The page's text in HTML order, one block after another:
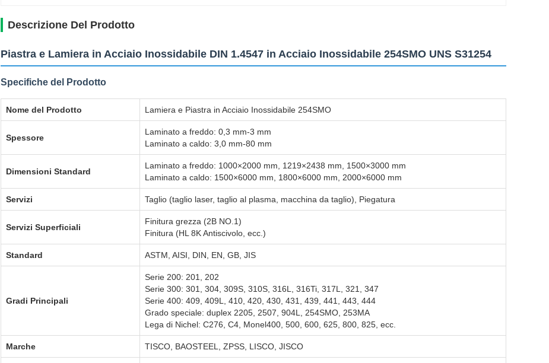
Descrizione Del Prodotto
Piastra e Lamiera in Acciaio Inossidabile DIN 1.4547 in Acciaio Inossidabile 254SMO UNS S31254
Specifiche del Prodotto
Nome del Prodotto Lamiera e Piastra in Acciaio Inossidabile 254SMO
Spessore
Laminato a freddo: 0,3 mm-3 mm
Laminato a caldo: 3,0 mm-80 mm
Dimensioni Standard
Laminato a freddo: 1000×2000 mm, 1219×2438 mm, 1500×3000 mm
Laminato a caldo: 1500×6000 mm, 1800×6000 mm, 2000×6000 mm
Servizi Taglio (taglio laser, taglio al plasma, macchina da taglio), Piegatura
Servizi Superficiali
Finitura grezza (2B NO.1)
Finitura (HL 8K Antiscivolo, ecc.)
Standard ASTM, AISI, DIN, EN, GB, JIS
Gradi Principali
Serie 200: 201, 202
Serie 300: 301, 304, 309S, 310S, 316L, 316Ti, 317L, 321, 347
Serie 400: 409, 409L, 410, 420, 430, 431, 439, 441, 443, 444
Grado speciale: duplex 2205, 2507, 904L, 254SMO, 253MA
Lega di Nichel: C276, C4, Monel400, 500, 600, 625, 800, 825, ecc.
Marche TISCO, BAOSTEEL, ZPSS, LISCO, JISCO